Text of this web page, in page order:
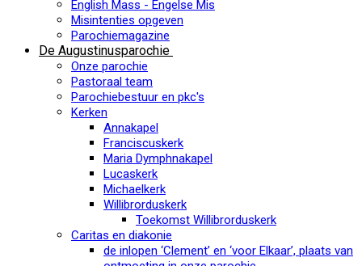
English Mass - Engelse Mis
Misintenties opgeven
Parochiemagazine
De Augustinusparochie
Onze parochie
Pastoraal team
Parochiebestuur en pkc's
Kerken
Annakapel
Franciscuskerk
Maria Dymphnakapel
Lucaskerk
Michaelkerk
Willibrorduskerk
Toekomst Willibrorduskerk
Caritas en diakonie
de inlopen ‘Clement’ en ‘voor Elkaar’, plaats van